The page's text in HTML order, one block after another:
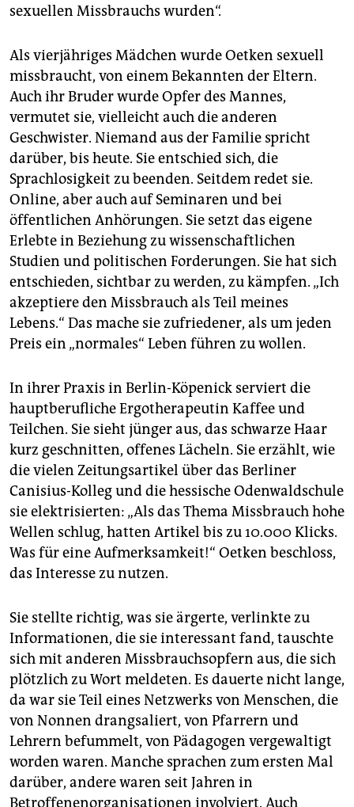
sexuellen Missbrauchs wurden“.
Als vierjähriges Mädchen wurde Oetken sexuell
missbraucht, von einem Bekannten der Eltern.
Auch ihr Bruder wurde Opfer des Mannes,
vermutet sie, vielleicht auch die anderen
Geschwister. Niemand aus der Familie spricht
darüber, bis heute. Sie entschied sich, die
Sprachlosigkeit zu beenden. Seitdem redet sie.
Online, aber auch auf Seminaren und bei
öffentlichen Anhörungen. Sie setzt das eigene
Erlebte in Beziehung zu wissenschaftlichen
Studien und politischen Forderungen. Sie hat sich
entschieden, sichtbar zu werden, zu kämpfen. „Ich
akzeptiere den Missbrauch als Teil meines
Lebens.“ Das mache sie zufriedener, als um jeden
Preis ein „normales“ Leben führen zu wollen.
In ihrer Praxis in Berlin-Köpenick serviert die
hauptberufliche Ergotherapeutin Kaffee und
Teilchen. Sie sieht jünger aus, das schwarze Haar
kurz geschnitten, offenes Lächeln. Sie erzählt, wie
die vielen Zeitungsartikel über das Berliner
Canisius-Kolleg und die hessische Odenwaldschule
sie elektrisierten: „Als das Thema Missbrauch hohe
Wellen schlug, hatten Artikel bis zu 10.000 Klicks.
Was für eine Aufmerksamkeit!“ Oetken beschloss,
das Interesse zu nutzen.
Sie stellte richtig, was sie ärgerte, verlinkte zu
Informationen, die sie interessant fand, tauschte
sich mit anderen Missbrauchsopfern aus, die sich
plötzlich zu Wort meldeten. Es dauerte nicht lange,
da war sie Teil eines Netzwerks von Menschen, die
von Nonnen drangsaliert, von Pfarrern und
Lehrern befummelt, von Pädagogen vergewaltigt
worden waren. Manche sprachen zum ersten Mal
darüber, andere waren seit Jahren in
Betroffenenorganisationen involviert. Auch